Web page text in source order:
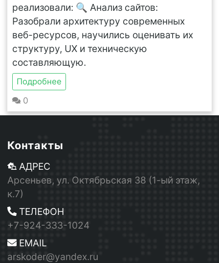
реализовали: 🔍 Анализ сайтов:
Разобрали архитектуру современных
веб-ресурсов, научились оценивать их
структуру, UX и техническую
составляющую.
Подробнее
0
Контакты
АДРЕС
Арсеньев, ул. Октябрьская 38 (1-ый этаж,
к.7)
ТЕЛЕФОН
+7-924-333-1024
EMAIL
arskoder@yandex.ru